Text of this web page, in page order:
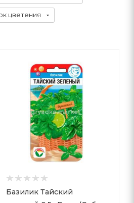
цветения
Базилик Тайский